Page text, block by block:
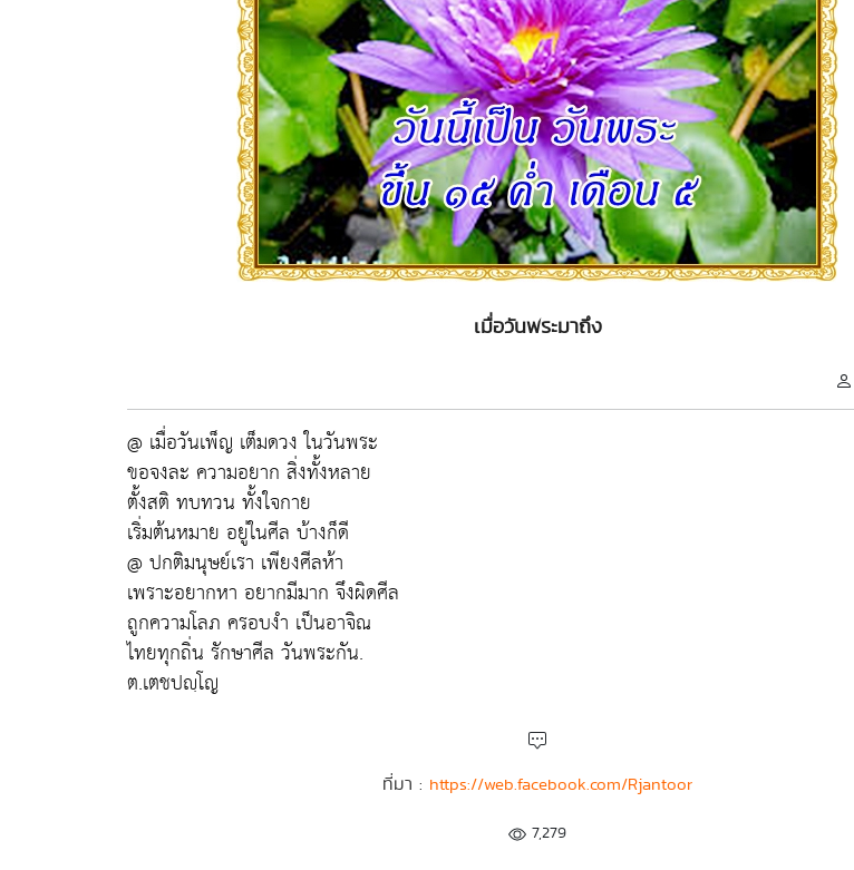
เมื่อวันพระมาถึง
@ เมื่อวันเพ็ญ เต็มดวง ในวันพระ
ขอจงละ ความอยาก สิ่งทั้งหลาย
ตั้งสติ ทบทวน ทั้งใจกาย
เริ่มต้นหมาย อยู่ในศีล บ้างก็ดี
@ ปกติมนุษย์เรา เพียงศีลห้า
เพราะอยากหา อยากมีมาก จึงผิดศีล
ถูกความโลภ ครอบงำ เป็นอาจิณ
ไทยทุกถิ่น รักษาศีล วันพระกัน.
ต.เตชปญฺโญ
ที่มา : https://web.facebook.com/Rjantoor
7,279